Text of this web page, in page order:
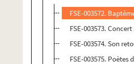
FSE-003572.
FSE-003573.
FSE-003574. Son
FSE-003575. Poètes